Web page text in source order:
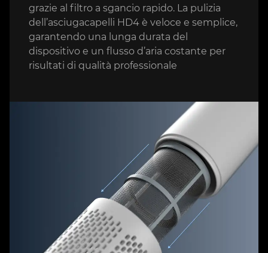
grazie al filtro a sgancio rapido. La pulizia
dell’asciugacapelli HD4 è veloce e semplice,
garantendo una lunga durata del
dispositivo e un flusso d’aria costante per
risultati di qualità professionale